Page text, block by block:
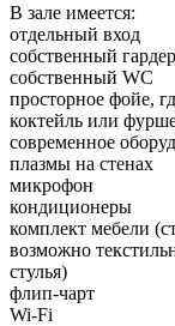
В зале имеется:
отдельный вход
собственный
собственный WC
просторное фойе,
коктейль или
современное
плазмы на стенах
микрофон
кондиционеры
комплект мебели
возможно
стулья)
флип-чарт
Wi-Fi